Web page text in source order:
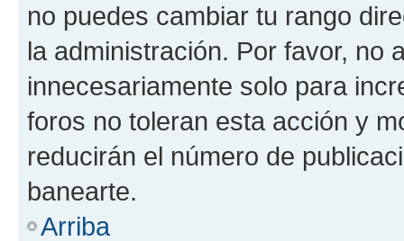
no puedes cambiar tu rango
la administración. Por favor, no
innecesariamente solo para
foros no toleran esta acción y
reducirán el número de
banearte.
Arriba